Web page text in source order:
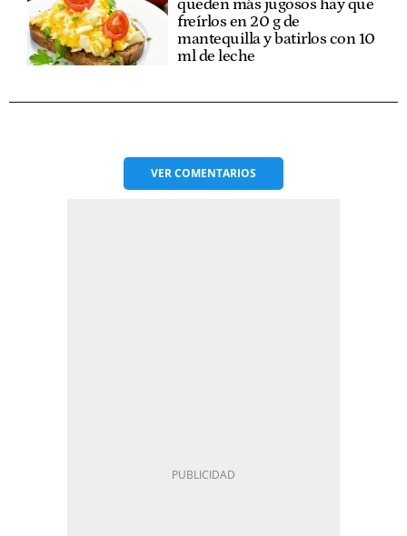
queden más jugosos hay que
freírlos en 20 g de
mantequilla y batirlos con 10
ml de leche
VERCOMENTARIOS